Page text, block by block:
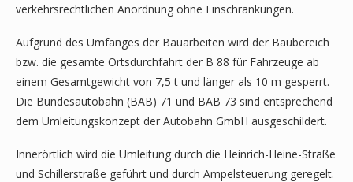
verkehrsrechtlichen Anordnung ohne Einschränkungen.
Aufgrund des Umfanges der Bauarbeiten wird der Baubereich
bzw. die gesamte Ortsdurchfahrt der B 88 für Fahrzeuge ab
einem Gesamtgewicht von 7,5 t und länger als 10 m gesperrt.
Die Bundesautobahn (BAB) 71 und BAB 73 sind entsprechend
dem Umleitungskonzept der Autobahn GmbH ausgeschildert.
Innerörtlich wird die Umleitung durch die Heinrich-Heine-Straße
und Schillerstraße geführt und durch Ampelsteuerung geregelt.